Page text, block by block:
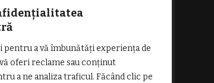
a vă îmbunătăți experiența de
oferi reclame sau conținut
a ne analiza traficul. Făcând clic pe
Magazin de Rochii
de Seara